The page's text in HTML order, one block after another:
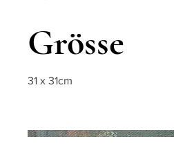
Grösse
31 x 31cm